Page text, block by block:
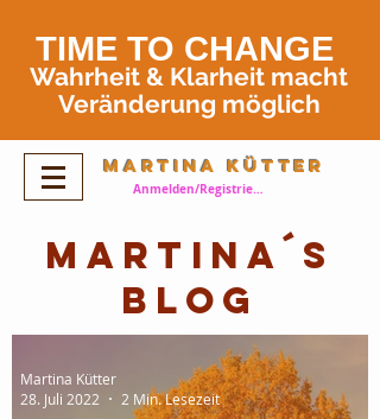
TIME TO CHANGE
Wahrheit & Klarheit macht
Veränderung möglich
Martina Kütter
Anmelden/Registrieren
Martina´s
Blog
Martina Kütter
28. Juli 2022
2 Min. Lesezeit